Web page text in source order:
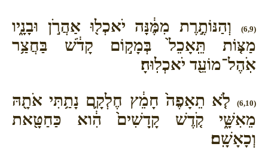
(6,9)
וְהַנּוֹתֶ֣רֶת מִמֶּ֔נָּה יֹאכְל֖וּ אַהֲרֹ֣ן וּבָנָ֑יו
מַצּ֤וֹת תֵּֽאָכֵל֙ בְּמָק֣וֹם קָדֹ֔שׁ בַּחֲצַ֥ר
אֹֽהֶל־מוֹעֵ֖ד יֹאכְלֽוּהָ׃
(6,10)
לֹ֤א תֵאָפֶה֙ חָמֵ֔ץ חֶלְקָ֛ם נָתַ֥תִּי אֹתָ֖הּ
מֵאִשָּׁ֑י קֹ֤דֶשׁ קָֽדָשִׁים֙ הִ֔וא כַּחַטָּ֖את
וְכָאָשָֽׁם׃